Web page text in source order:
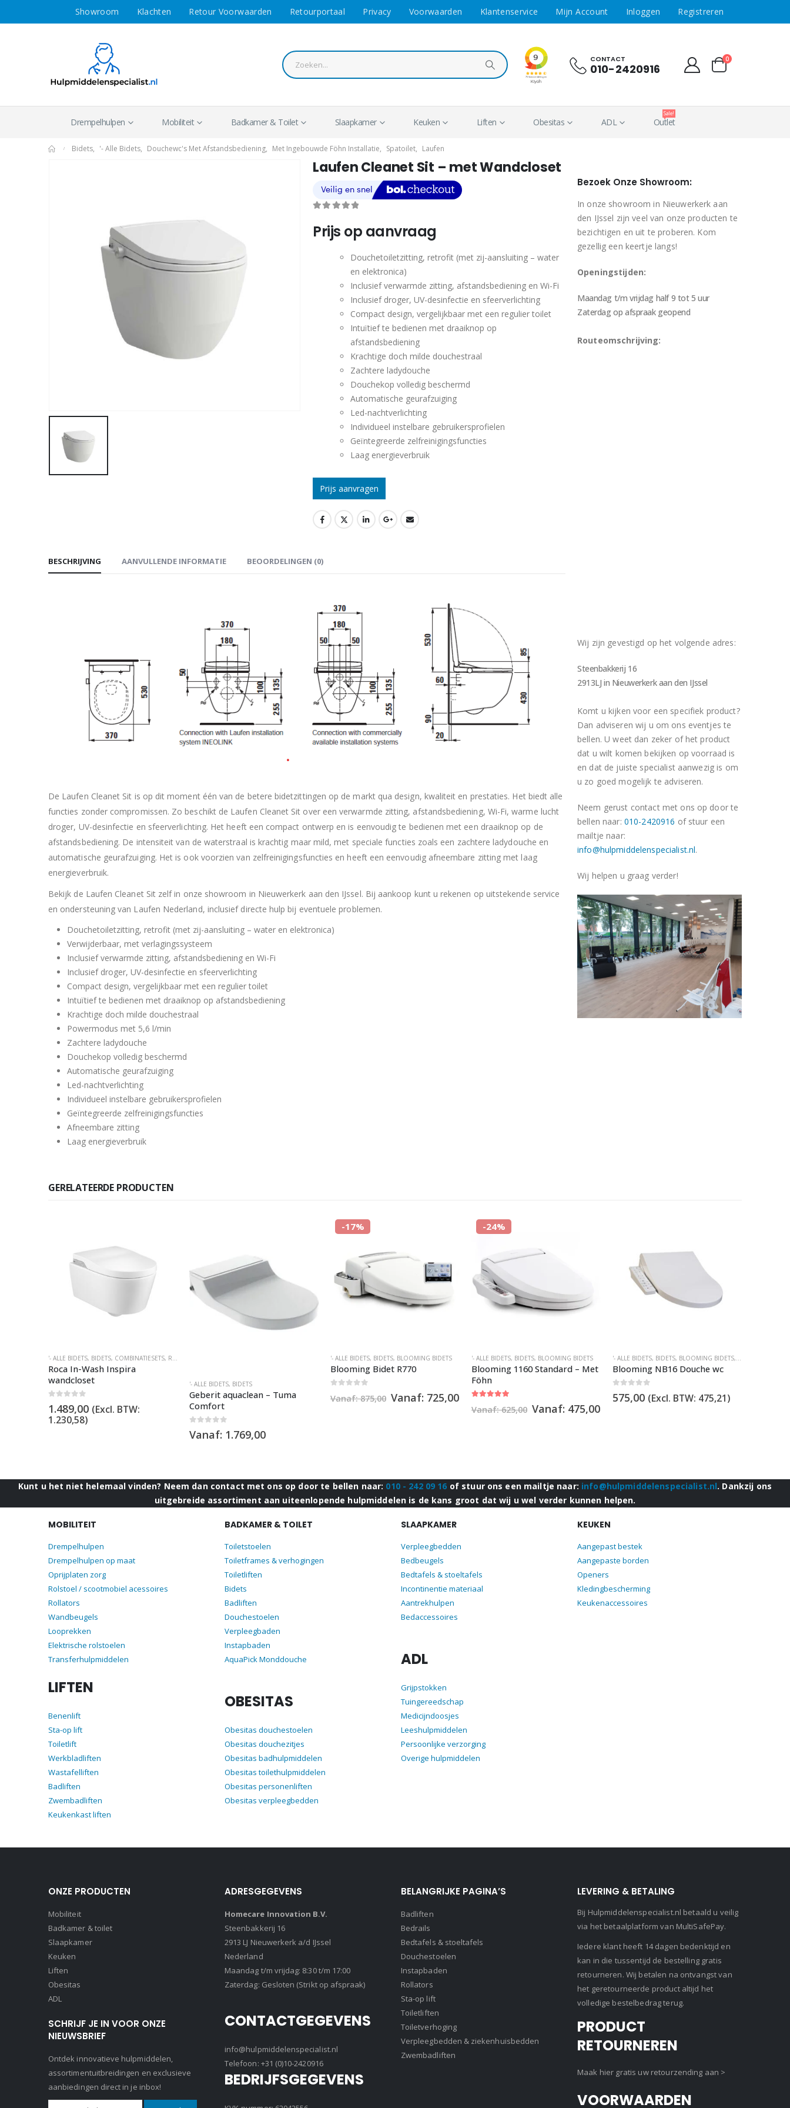
Showroom Klachten Retour Voorwaarden Retourportaal Privacy Voorwaarden Klantenservice Mijn Account Inloggen Registreren
CONTACT
010-2420916
0
Drempelhulpen Mobiliteit Badkamer & Toilet Slaapkamer Keuken Liften Obesitas ADL Outlet
Sale!
Bidets, '- Alle Bidets, Douchewc's Met Afstandsbediening, Met Ingebouwde Föhn Installatie, Spatoilet, Laufen
Laufen Cleanet Sit – met Wandcloset
Prijs op aanvraag
Douchetoiletzitting, retrofit (met zij-aansluiting – water
en elektronica)
Inclusief verwarmde zitting, afstandsbediening en Wi-Fi
Inclusief droger, UV-desinfectie en sfeerverlichting
Compact design, vergelijkbaar met een regulier toilet
Intuïtief te bedienen met draaiknop op
afstandsbediening
Krachtige doch milde douchestraal
Zachtere ladydouche
Douchekop volledig beschermd
Automatische geurafzuiging
Led-nachtverlichting
Individueel instelbare gebruikersprofielen
Geïntegreerde zelfreinigingsfuncties
Laag energieverbruik
Prijs aanvragen
BESCHRIJVING AANVULLENDE INFORMATIE BEOORDELINGEN (0)
De Laufen Cleanet Sit is op dit moment één van de betere bidetzittingen op de markt qua design, kwaliteit en prestaties. Het biedt alle
functies zonder compromissen. Zo beschikt de Laufen Cleanet Sit over een verwarmde zitting, afstandsbediening, Wi-Fi, warme lucht
droger, UV-desinfectie en sfeerverlichting. Het heeft een compact ontwerp en is eenvoudig te bedienen met een draaiknop op de
afstandsbediening. De intensiteit van de waterstraal is krachtig maar mild, met speciale functies zoals een zachtere ladydouche en
automatische geurafzuiging. Het is ook voorzien van zelfreinigingsfuncties en heeft een eenvoudig afneembare zitting met laag
energieverbruik.
Bekijk de Laufen Cleanet Sit zelf in onze showroom in Nieuwerkerk aan den IJssel. Bij aankoop kunt u rekenen op uitstekende service
en ondersteuning van Laufen Nederland, inclusief directe hulp bij eventuele problemen.
Douchetoiletzitting, retrofit (met zij-aansluiting – water en elektronica)
Verwijderbaar, met verlagingssysteem
Inclusief verwarmde zitting, afstandsbediening en Wi-Fi
Inclusief droger, UV-desinfectie en sfeerverlichting
Compact design, vergelijkbaar met een regulier toilet
Intuïtief te bedienen met draaiknop op afstandsbediening
Krachtige doch milde douchestraal
Powermodus met 5,6 l/min
Zachtere ladydouche
Douchekop volledig beschermd
Automatische geurafzuiging
Led-nachtverlichting
Individueel instelbare gebruikersprofielen
Geïntegreerde zelfreinigingsfuncties
Afneembare zitting
Laag energieverbruik
Bezoek Onze Showroom:
In onze showroom in Nieuwerkerk aan
den IJssel zijn veel van onze producten te
bezichtigen en uit te proberen. Kom
gezellig een keertje langs!
Openingstijden:
Maandag t/m vrijdag half 9 tot 5 uur
Zaterdag op afspraak geopend
Routeomschrijving:
Wij zijn gevestigd op het volgende adres:
Steenbakkerij 16
2913LJ in Nieuwerkerk aan den IJssel
Komt u kijken voor een specifiek product?
Dan adviseren wij u om ons eventjes te
bellen. U weet dan zeker of het product
dat u wilt komen bekijken op voorraad is
en dat de juiste specialist aanwezig is om
u zo goed mogelijk te adviseren.
Neem gerust contact met ons op door te
bellen naar: 010-2420916 of stuur een
mailtje naar:
info@hulpmiddelenspecialist.nl.
Wij helpen u graag verder!
GERELATEERDE PRODUCTEN
GEBERIT BIDETS,MET INGEBOUWDE FÖHN INSTALLATIE ,SPATOILET
, SPATOILET
'- ALLE BIDETS, BIDETS, COMBINATIESETS, ROCA
Roca In-Wash Inspira
wandcloset
1.489,00 (Excl. BTW:
1.230,58)
'- ALLE BIDETS, BIDETS
Geberit aquaclean – Tuma
Comfort
out of 5
Vanaf: 1.769,00
-17%
'- ALLE BIDETS, BIDETS, BLOOMING BIDETS
Blooming Bidet R770
Vanaf:875,00 Vanaf: 725,00
-24%
'- ALLE BIDETS, BIDETS, BLOOMING BIDETS
Blooming 1160 Standard – Met
Föhn
Vanaf:625,00 Vanaf: 475,00
'- ALLE BIDETS, BIDETS, BLOOMING BIDETS, DOUCHEWC'S
Blooming NB16 Douche wc
575,00 (Excl. BTW: 475,21)
Kunt u het niet helemaal vinden? Neem dan contact met ons op door te bellen naar: 010 - 242 09 16 of stuur ons een mailtje naar: info@hulpmiddelenspecialist.nl. Dankzij ons
uitgebreide assortiment aan uiteenlopende hulpmiddelen is de kans groot dat wij u wel verder kunnen helpen.
MOBILITEIT
Drempelhulpen
Drempelhulpen op maat
Oprijplaten zorg
Rolstoel / scootmobiel acessoires
Rollators
Wandbeugels
Looprekken
Elektrische rolstoelen
Transferhulpmiddelen
LIFTEN
Benenlift
Sta-op lift
Toiletlift
Werkbladliften
Wastafelliften
Badliften
Zwembadliften
Keukenkast liften
BADKAMER & TOILET
Toiletstoelen
Toiletframes & verhogingen
Toiletliften
Bidets
Badliften
Douchestoelen
Verpleegbaden
Instapbaden
AquaPick Monddouche
OBESITAS
Obesitas douchestoelen
Obesitas douchezitjes
Obesitas badhulpmiddelen
Obesitas toilethulpmiddelen
Obesitas personenliften
Obesitas verpleegbedden
SLAAPKAMER
Verpleegbedden
Bedbeugels
Bedtafels & stoeltafels
Incontinentie materiaal
Aantrekhulpen
Bedaccessoires
ADL
Grijpstokken
Tuingereedschap
Medicijndoosjes
Leeshulpmiddelen
Persoonlijke verzorging
Overige hulpmiddelen
KEUKEN
Aangepast bestek
Aangepaste borden
Openers
Kledingbescherming
Keukenaccessoires
ONZE PRODUCTEN
Mobiliteit
Badkamer & toilet
Slaapkamer
Keuken
Liften
Obesitas
ADL
SCHRIJF JE IN VOOR ONZE
NIEUWSBRIEF
Ontdek innovatieve hulpmiddelen,
assortimentuitbreidingen en exclusieve
aanbiedingen direct in je inbox!
ADRESGEGEVENS
Homecare Innovation B.V.
Steenbakkerij 16
2913 LJ Nieuwerkerk a/d IJssel
Nederland
Maandag t/m vrijdag: 8:30 t/m 17:00
Zaterdag: Gesloten (Strikt op afspraak)
CONTACTGEGEVENS
info@hulpmiddelenspecialist.nl
Telefoon: +31 (0)10-2420916
BEDRIJFSGEGEVENS
BELANGRIJKE PAGINA’S
Badliften
Bedrails
Bedtafels & stoeltafels
Douchestoelen
Instapbaden
Rollators
Sta-op lift
Toiletliften
Toiletverhoging
Verpleegbedden & ziekenhuisbedden
Zwembadliften
LEVERING & BETALING
Bij Hulpmiddelenspecialist.nl betaald u veilig
via het betaalplatform van MultiSafePay.
Iedere klant heeft 14 dagen bedenktijd en
kan in die tussentijd de bestelling gratis
retourneren. Wij betalen na ontvangst van
het geretourneerde product altijd het
volledige bestelbedrag terug.
PRODUCT
RETOURNEREN
Maak hier gratis uw retourzending aan >
VOORWAARDEN